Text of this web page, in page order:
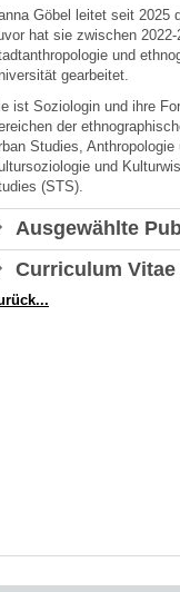
Göbel leitet seit 2025
hat sie zwischen
und
gearbeitet.
ist Soziologin und ihre
der
Studies,
und
(STS).
Ausgewählte
Curriculum Vitae